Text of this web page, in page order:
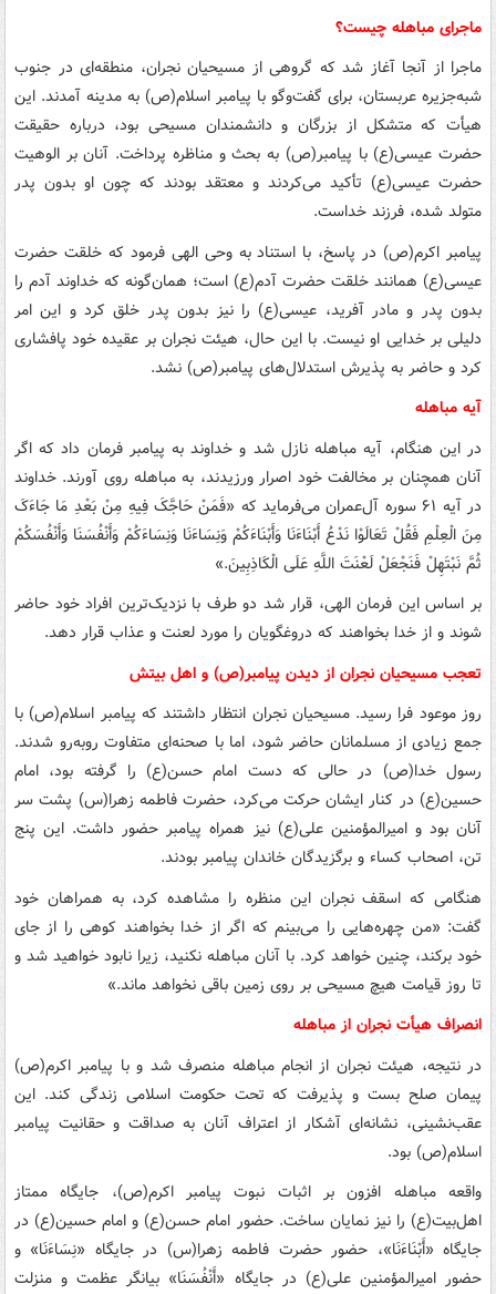
ماجرای مباهله چیست؟
ماجرا از آنجا آغاز شد که گروهی از مسیحیان نجران، منطقه‌ای در جنوب
شبه‌جزیره عربستان، برای گفت‌وگو با پیامبر اسلام(ص) به مدینه آمدند. این
هیأت که متشکل از بزرگان و دانشمندان مسیحی بود، درباره حقیقت
حضرت عیسی(ع) با پیامبر(ص) به بحث و مناظره پرداخت. آنان بر الوهیت
حضرت عیسی(ع) تأکید می‌کردند و معتقد بودند که چون او بدون پدر
متولد شده، فرزند خداست.
پیامبر اکرم(ص) در پاسخ، با استناد به وحی الهی فرمود که خلقت حضرت
عیسی(ع) همانند خلقت حضرت آدم(ع) است؛ همان‌گونه که خداوند آدم را
بدون پدر و مادر آفرید، عیسی(ع) را نیز بدون پدر خلق کرد و این امر
دلیلی بر خدایی او نیست. با این حال، هیئت نجران بر عقیده خود پافشاری
کرد و حاضر به پذیرش استدلال‌های پیامبر(ص) نشد.
آیه مباهله
در این هنگام، آیه مباهله نازل شد و خداوند به پیامبر فرمان داد که اگر
آنان همچنان بر مخالفت خود اصرار ورزیدند، به مباهله روی آورند. خداوند
در آیه ۶۱ سوره آل‌عمران می‌فرماید که «فَمَنْ حَاجَّکَ فِیهِ مِنْ بَعْدِ مَا جَاءَکَ
مِنَ الْعِلْمِ فَقُلْ تَعَالَوْا نَدْعُ أَبْنَاءَنَا وَأَبْنَاءَکُمْ وَنِسَاءَنَا وَنِسَاءَکُمْ وَأَنْفُسَنَا وَأَنْفُسَکُمْ
ثُمَّ نَبْتَهِلْ فَنَجْعَلْ لَعْنَتَ اللَّهِ عَلَی الْکَاذِبِینَ.»
بر اساس این فرمان الهی، قرار شد دو طرف با نزدیک‌ترین افراد خود حاضر
شوند و از خدا بخواهند که دروغگویان را مورد لعنت و عذاب قرار دهد.
تعجب مسیحیان نجران از دیدن پیامبر(ص) و اهل بیتش
روز موعود فرا رسید. مسیحیان نجران انتظار داشتند که پیامبر اسلام(ص) با
جمع زیادی از مسلمانان حاضر شود، اما با صحنه‌ای متفاوت روبه‌رو شدند.
رسول خدا(ص) در حالی که دست امام حسن(ع) را گرفته بود، امام
حسین(ع) در کنار ایشان حرکت می‌کرد، حضرت فاطمه زهرا(س) پشت سر
آنان بود و امیرالمؤمنین علی(ع) نیز همراه پیامبر حضور داشت. این پنج
تن، اصحاب کساء و برگزیدگان خاندان پیامبر بودند.
هنگامی که اسقف نجران این منظره را مشاهده کرد، به همراهان خود
گفت: «من چهره‌هایی را می‌بینم که اگر از خدا بخواهند کوهی را از جای
خود برکند، چنین خواهد کرد. با آنان مباهله نکنید، زیرا نابود خواهید شد و
تا روز قیامت هیچ مسیحی بر روی زمین باقی نخواهد ماند.»
انصراف هیأت نجران از مباهله
در نتیجه، هیئت نجران از انجام مباهله منصرف شد و با پیامبر اکرم(ص)
پیمان صلح بست و پذیرفت که تحت حکومت اسلامی زندگی کند. این
عقب‌نشینی، نشانه‌ای آشکار از اعتراف آنان به صداقت و حقانیت پیامبر
اسلام(ص) بود.
واقعه مباهله افزون بر اثبات نبوت پیامبر اکرم(ص)، جایگاه ممتاز
اهل‌بیت(ع) را نیز نمایان ساخت. حضور امام حسن(ع) و امام حسین(ع) در
جایگاه «أَبْنَاءَنَا»، حضور حضرت فاطمه زهرا(س) در جایگاه «نِسَاءَنَا» و
حضور امیرالمؤمنین علی(ع) در جایگاه «أَنْفُسَنَا» بیانگر عظمت و منزلت